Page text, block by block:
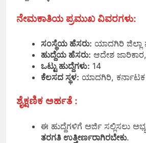
ನೇಮಕಾತಿಯ ಪ್ರಮುಖ ವಿವರಗಳು:
ಸಂಸ್ಥೆಯ ಹೆಸರು: ಯಾದಗಿರಿ
ಹುದ್ದೆಯ ಹೆಸರು: ಆದೇಶ
ಒಟ್ಟು ಹುದ್ದೆಗಳು: 14
ಕೆಲಸದ ಸ್ಥಳ: ಯಾದಗಿರಿ, ಕರ್ನಾಟಕ
ಶೈಕ್ಷಣಿಕ ಅರ್ಹತೆ :
ಈ ಹುದ್ದೆಗಳಿಗೆ ಅರ್ಜಿ ಸಲ್ಲಿಸಲು
ತರಗತಿ ಉತ್ತೀರ್ಣರಾಗಿರಬೇಕು.